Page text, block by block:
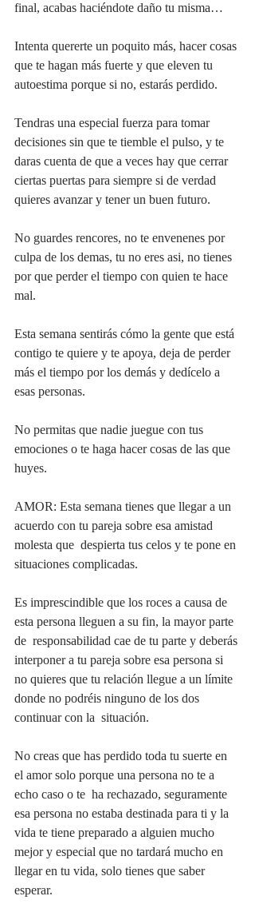
final, acabas haciéndote daño tu misma…
Intenta quererte un poquito más, hacer cosas
que te hagan más fuerte y que eleven tu
autoestima porque si no, estarás perdido.
Tendras una especial fuerza para tomar
decisiones sin que te tiemble el pulso, y te
daras cuenta de que a veces hay que cerrar
ciertas puertas para siempre si de verdad
quieres avanzar y tener un buen futuro.
No guardes rencores, no te envenenes por
culpa de los demas, tu no eres asi, no tienes
por que perder el tiempo con quien te hace
mal.
Esta semana sentirás cómo la gente que está
contigo te quiere y te apoya, deja de perder
más el tiempo por los demás y dedícelo a
esas personas.
No permitas que nadie juegue con tus
emociones o te haga hacer cosas de las que
huyes.
AMOR: Esta semana tienes que llegar a un
acuerdo con tu pareja sobre esa amistad
molesta que  despierta tus celos y te pone en
situaciones complicadas.
Es imprescindible que los roces a causa de
esta persona lleguen a su fin, la mayor parte
de  responsabilidad cae de tu parte y deberás
interponer a tu pareja sobre esa persona si
no quieres que tu relación llegue a un límite
donde no podréis ninguno de los dos
continuar con la  situación.
No creas que has perdido toda tu suerte en
el amor solo porque una persona no te a
echo caso o te  ha rechazado, seguramente
esa persona no estaba destinada para ti y la
vida te tiene preparado a alguien mucho
mejor y especial que no tardará mucho en
llegar en tu vida, solo tienes que saber
esperar.